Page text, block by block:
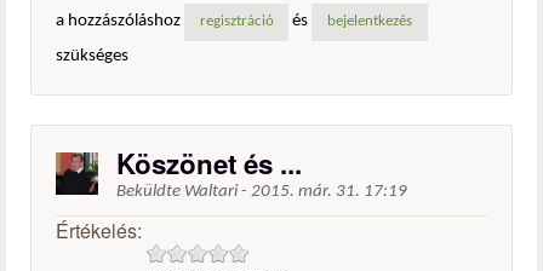
a hozzászóláshoz regisztráció és bejelentkezés
szükséges
Köszönet és ...
Beküldte Waltari - 2015. már. 31. 17:19
Értékelés: